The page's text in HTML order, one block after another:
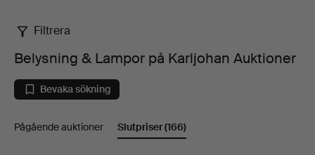
Belysning
Lampor
på
Filtrera
Belysning & Lampor på Karljohan Auktioner
Bevaka sökning
Pågående auktioner Slutpriser(166)